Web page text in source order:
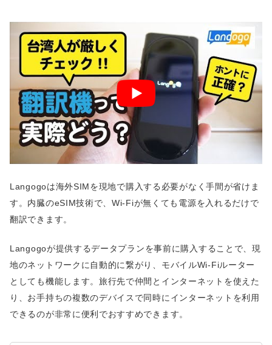
Langogoは海外SIMを現地で購入する必要がなく手間が省けま
す。内臓のeSIM技術で、Wi-Fiが無くても電源を入れるだけで
翻訳できます。
Langogoが提供するデータプランを事前に購入することで、現
地のネットワークに自動的に繋がり、モバイルWi-Fiルーター
としても機能します。旅行先で仲間とインターネットを使えた
り、お手持ちの複数のデバイスで同時にインターネットを利用
できるのが非常に便利でおすすめできます。